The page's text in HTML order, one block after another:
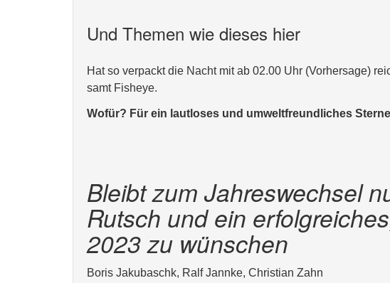
Und Themen wie dieses hier
Hat so verpackt die Nacht mit ab 02.00 Uhr (Vorhersage)
samt Fisheye.
Wofür? Für ein lautloses und umweltfreundliches
Bleibt zum Jahreswechsel
Rutsch und ein
2023 zu wünschen
Boris Jakubaschk, Ralf Jannke, Christian Zahn